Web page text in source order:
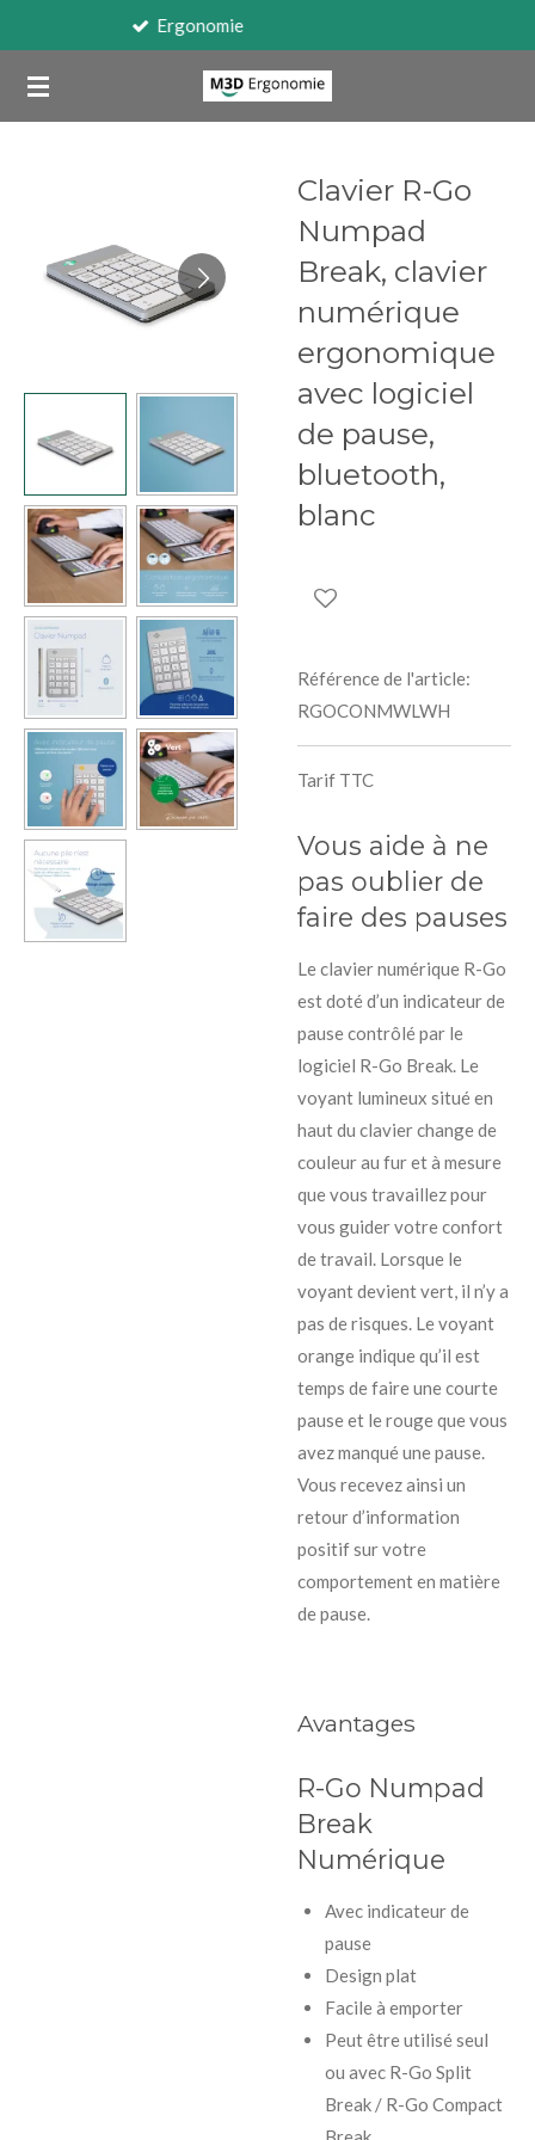
contenu
principal
Travail sur écran
Clavier R-Go
Numpad
Break, clavier
numérique
ergonomique
avec logiciel
de pause,
bluetooth,
blanc
Référence de l'article:
RGOCONMWLWH
Tarif TTC
Vous aide à ne
pas oublier de
faire des pauses
Le clavier numérique R-Go
est doté d’un indicateur de
pause contrôlé par le
logiciel R-Go Break. Le
voyant lumineux situé en
haut du clavier change de
couleur au fur et à mesure
que vous travaillez pour
vous guider votre confort
de travail. Lorsque le
voyant devient vert, il n’y a
pas de risques. Le voyant
orange indique qu’il est
temps de faire une courte
pause et le rouge que vous
avez manqué une pause.
Vous recevez ainsi un
retour d’information
positif sur votre
comportement en matière
de pause.
Avantages
R-Go Numpad
Break
Numérique
Avec indicateur de
pause
Design plat
Facile à emporter
Peut être utilisé seul
ou avec R-Go Split
Break / R-Go Compact